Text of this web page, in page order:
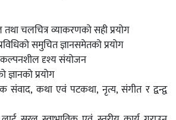
तथा चलचित्र व्याकरणको सही प्रयोग
समुचित ज्ञानसमेतको प्रयोग
दृश्य संयोजन
ज्ञानको प्रयोग
संवाद, कथा एवं पटकथा, नृत्य, संगीत र द्वन्द्व